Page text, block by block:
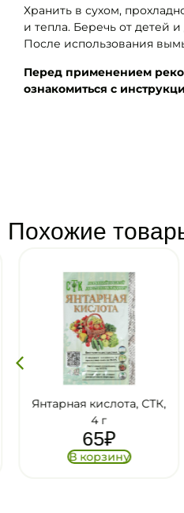
Хранить в сухом,
и тепла. Беречь от детей
После использования
Перед применением
ознакомиться с
Похожие
Янтарная кислота, СТК,
4 г
65₽
В корзину